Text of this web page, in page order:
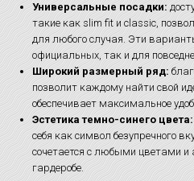
Универсальные посадки:
такие как slim fit и classic,
для любого случая. Эти
официальных, так и для
Широкий размерный ряд:
позволит каждому найти свой
обеспечивает максимальное
Эстетика темно-синего цвета:
себя как символ безупречного
сочетается с любыми цветами
гардеробе.